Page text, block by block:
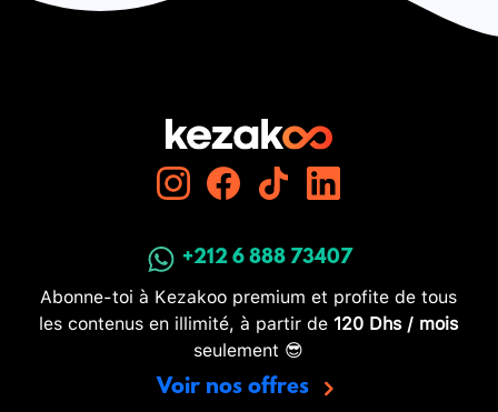
+212 6 888 73407
Abonne-toi à Kezakoo premium et profite de tous
les contenus en illimité, à partir de 120 Dhs / mois
seulement 😎
Voir nos offres